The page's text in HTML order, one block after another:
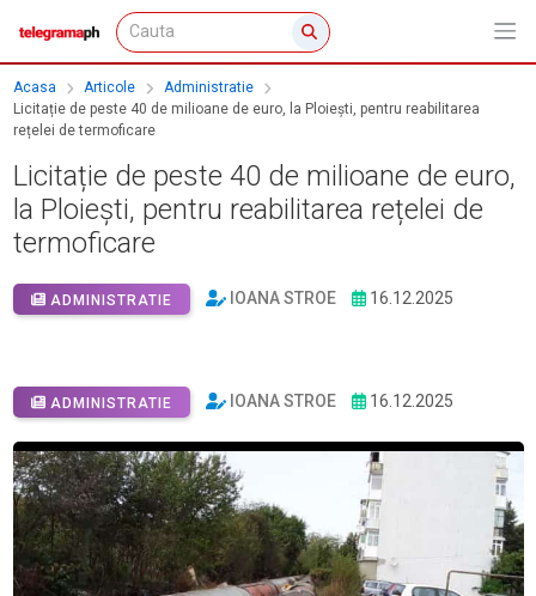
Acasa Articole
Administratie
Licitație de peste 40 de milioane de euro, la Ploiești, pentru reabilitarea
rețelei de termoficare
Licitație de peste 40 de milioane de euro,
la Ploiești, pentru reabilitarea rețelei de
termoficare
ADMINISTRATIE IOANA STROE 16.12.2025
ADMINISTRATIE IOANA STROE 16.12.2025